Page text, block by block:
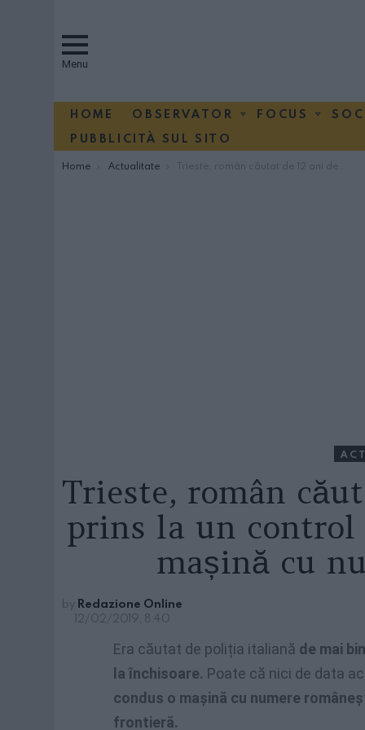
Menu
HOME OBSERVATOR FOCUS
PUBBLICITÀ SUL SITO
You are here:
Home Actualitate Trieste, român căutat de 12 ani de poliție, prins la un control de rutină, conducea o mașină cu numere românești
Trieste, român
prins la un control
mașină cu
by Redazione Online
12/02/2019, 8:40
Era căutat de poliția italiană de mai
la închisoare. Poate că nici de data
condus o mașină cu numere
frontieră.